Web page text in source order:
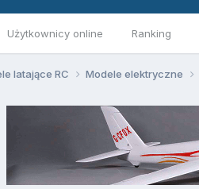
Użytkownicy online Ranking
latające RC Modele elektryczne